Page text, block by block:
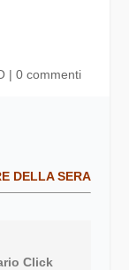
| 0 commenti
DELLA SERA
Click